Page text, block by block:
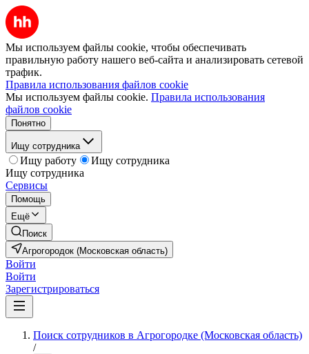
Мы используем файлы cookie, чтобы обеспечивать
правильную работу нашего веб-сайта и анализировать сетевой
трафик.
Правила использования файлов cookie
Мы используем файлы cookie. Правила использования
файлов cookie
Понятно
Ищу сотрудника
Ищу работу
Ищу сотрудника
Ищу сотрудника
Сервисы
Помощь
Ещё
Поиск
Агрогородок (Московская область)
Войти
Войти
Зарегистрироваться
Поиск сотрудников в Агрогородке (Московская область)
/